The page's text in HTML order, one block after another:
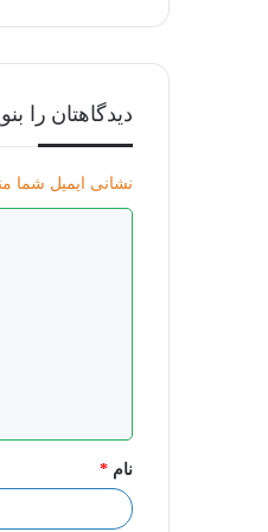
دیدگاهتان را
نشانی ایمیل شما
*
نام *